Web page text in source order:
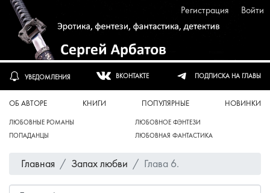
Регистрация Войти
УВЕДОМЛЕНИЯ ВКОНТАКТЕ ПОДПИСКА НА ГЛАВЫ
ОБ АВТОРЕ КНИГИ ПОПУЛЯРНЫЕ НОВИНКИ
ЛЮБОВНЫЕ РОМАНЫ
ЛЮБОВНОЕ ФЭНТЕЗИ
ПОПАДАНЦЫ
ЛЮБОВНАЯ ФАНТАСТИКА
Главная Запах любви Глава 6.